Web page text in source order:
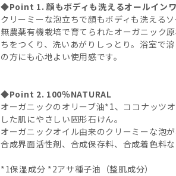
SA(サンダルウッドジャスミン)
AL(アーモンド)
◆Point 1. 顔もボディも洗えるオールイン
クリーミーな泡立ちで顔もボディも洗えるソ
無農薬有機栽培で育てられたオーガニック
ちをつくり、洗いあがりしっとり。浴室で
の方にも心地よい使用感です。
◆Point 2. 100％NATURAL
オーガニックのオリーブ油*1、ココナッツ
した肌にやさしい固形石けん。
オーガニックオイル由来のクリーミーな泡
合成界面活性剤、合成保存料、合成着色料
*1保湿成分 *2アサ種子油（整肌成分）